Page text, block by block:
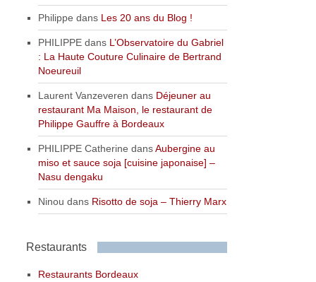
Philippe dans Les 20 ans du Blog !
PHILIPPE dans L’Observatoire du Gabriel
: La Haute Couture Culinaire de Bertrand
Noeureuil
Laurent Vanzeveren dans Déjeuner au
restaurant Ma Maison, le restaurant de
Philippe Gauffre à Bordeaux
PHILIPPE Catherine dansAubergine au
miso et sauce soja [cuisine japonaise] –
Nasu dengaku
Ninou dans Risotto de soja – Thierry Marx
Restaurants
Restaurants Bordeaux